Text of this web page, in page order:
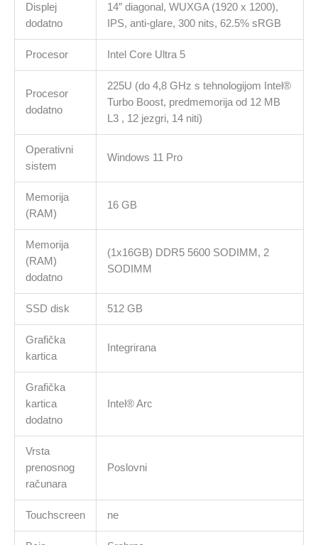
Displej
dodatno
14″ diagonal, WUXGA (1920 x 1200),
IPS, anti-glare, 300 nits, 62.5% sRGB
Procesor Intel Core Ultra 5
Procesor
dodatno
225U (do 4,8 GHz s tehnologijom Intel®
Turbo Boost, predmemorija od 12 MB
L3 , 12 jezgri, 14 niti)
Operativni
sistem
Windows 11 Pro
Memorija
(RAM)
16 GB
Memorija
(RAM)
dodatno
(1x16GB) DDR5 5600 SODIMM, 2
SODIMM
SSD disk 512 GB
Grafička
kartica
Integrirana
Grafička
kartica
dodatno
Intel® Arc
Vrsta
prenosnog
računara
Poslovni
Touchscreen ne